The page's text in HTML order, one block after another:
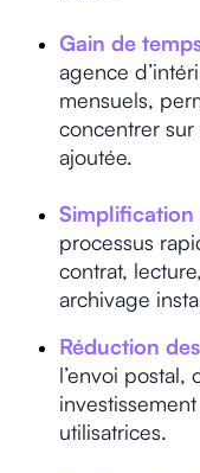
Gain de
agence
mensuels,
concentrer
ajoutée.
processus
contrat,
archivage
Réduction
l’envoi postal,
utilisatrices.